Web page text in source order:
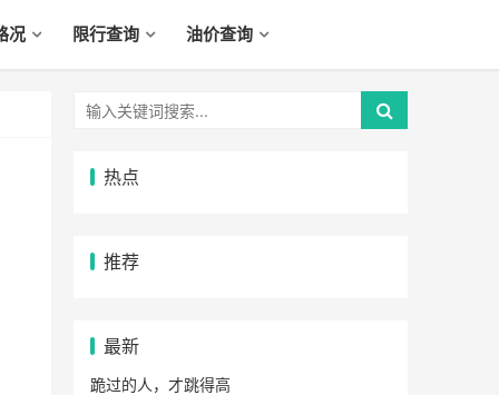
况 限行查询 油价查询
热点
推荐
最新
跪过的人，才跳得高